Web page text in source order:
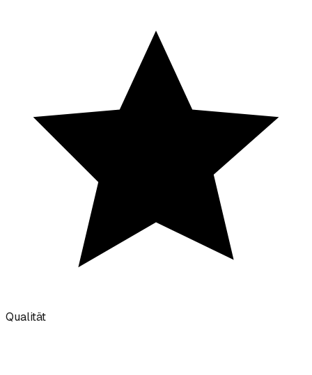
Qualität